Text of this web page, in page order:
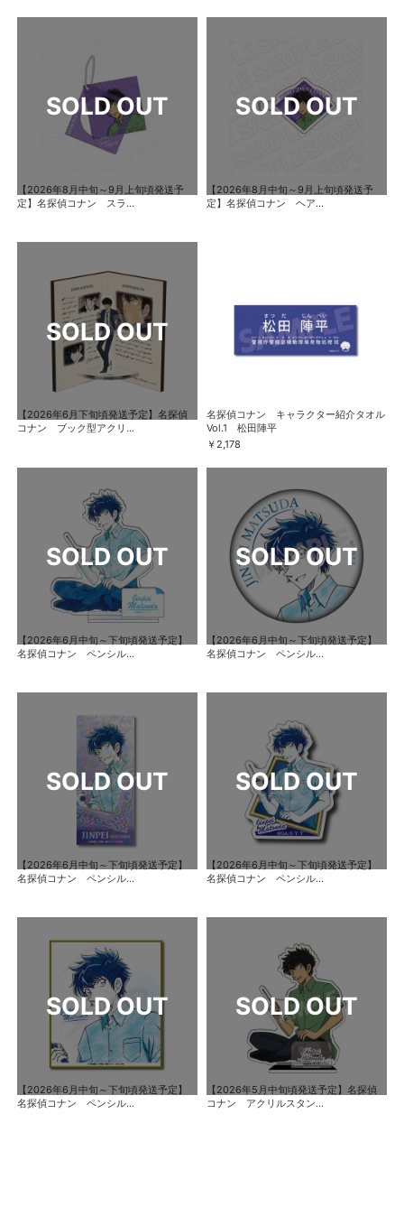
【2026年8月中旬～9月上旬頃発送予
定】名探偵コナン スラ...
【2026年8月中旬～9月上旬頃発送予
定】名探偵コナン ヘア...
【2026年6月下旬頃発送予定】名探偵
コナン ブック型アクリ...
名探偵コナン キャラクター紹介タオル
Vol.1 松田陣平
￥2,178
【2026年6月中旬～下旬頃発送予定】
名探偵コナン ペンシル...
【2026年6月中旬～下旬頃発送予定】
名探偵コナン ペンシル...
【2026年6月中旬～下旬頃発送予定】
名探偵コナン ペンシル...
【2026年6月中旬～下旬頃発送予定】
名探偵コナン ペンシル...
【2026年6月中旬～下旬頃発送予定】
名探偵コナン ペンシル...
【2026年5月中旬頃発送予定】名探偵
コナン アクリルスタン...